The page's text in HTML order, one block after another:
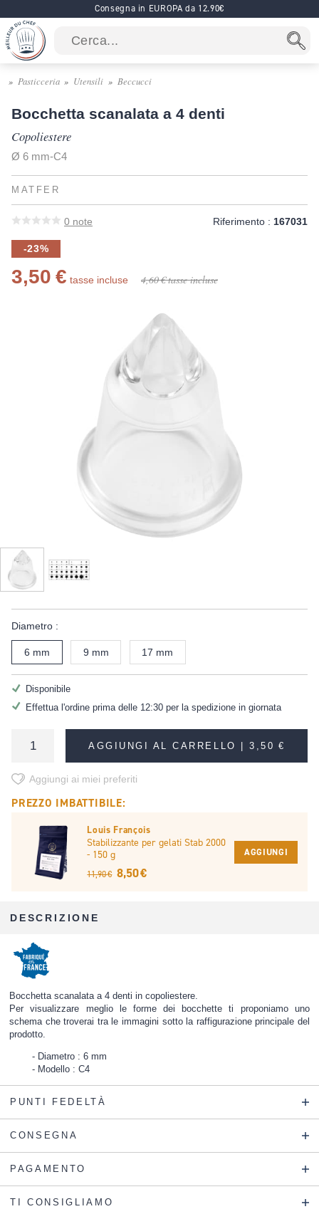
Consegna in EUROPA da 12.90€
Pasticceria Utensili Beccucci
Bocchetta scanalata a 4 denti
Copoliestere
Ø 6 mm-C4
MATFER
0 note Riferimento : 167031
-23%
3,50 € tasse incluse 4,60 €tasse incluse
Diametro :
6 mm 9 mm 17 mm
Disponibile
Effettua l'ordine prima delle 12:30 per la spedizione in giornata
AGGIUNGI AL CARRELLO |3,50 €
Aggiungi ai miei preferiti
PREZZO IMBATTIBILE:
Louis François
Stabilizzante per gelati Stab 2000
- 150 g
11,90 € 8,50 €
AGGIUNGI
DESCRIZIONE
Bocchetta scanalata a 4 denti in copoliestere.
Per visualizzare meglio le forme dei bocchette ti proponiamo uno
schema che troverai tra le immagini sotto la raffigurazione principale del
prodotto.
Diametro : 6 mm
Modello : C4
PUNTI FEDELTÀ
CONSEGNA
PAGAMENTO
TI CONSIGLIAMO